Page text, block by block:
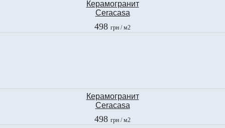
Керамогранит
Ceracasa
DAMORE DARK
30x62,3 см
498 грн / м2
Керамогранит
Ceracasa
DAMORE HONEY
30x62,3 см
498 грн / м2